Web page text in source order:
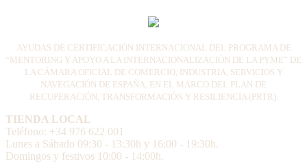
AYUDAS DE CERTIFICACIÓN INTERNACIONAL DEL PROGRAMA DE
“MENTORING Y APOYO A LA INTERNACIONALIZACIÓN DE LA PYME” DE
LA CÁMARA OFICIAL DE COMERCIO, INDUSTRIA, SERVICIOS Y
NAVEGACIÓN DE ESPAÑA, EN EL MARCO DEL PLAN DE
RECUPERACIÓN, TRANSFORMACIÓN Y RESILIENCIA (PRTR).
TIENDA LOCAL
Teléfono: +34 976 622 001
Lunes a Sábado 09:30 - 13:30h y 16:00 - 19:30h.
Domingos y festivos 10:00 - 14:00h.